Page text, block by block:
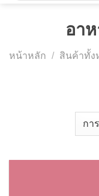
อา
หน้าหลัก / สินค้าทั้ง